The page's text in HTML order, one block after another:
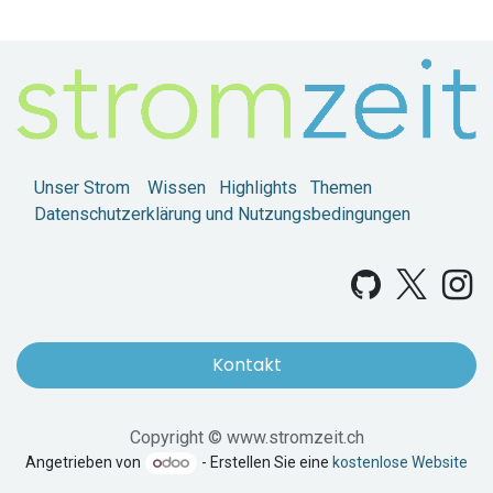
Unser Strom Wissen Highlights
Themen
Datenschutzerklärung und Nutzungsbedingungen
Kontakt
Copyright © www.stromzeit.ch
Angetrieben von - Erstellen Sie eine kostenlose Website